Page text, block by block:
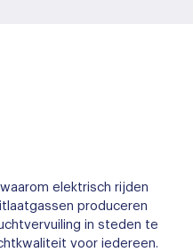
elektrisch rijden
produceren
in steden te
voor iedereen.